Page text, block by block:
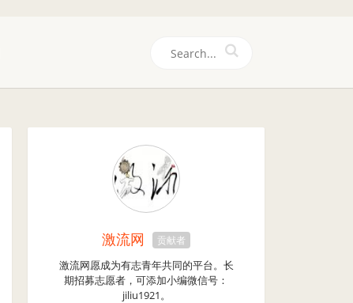
激流网 贡献者
激流网愿成为有志青年共同的平台。长
期招募志愿者，可添加小编微信号：
jiliu1921。